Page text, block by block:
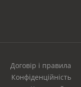
Договір і правила
Конфіденційність